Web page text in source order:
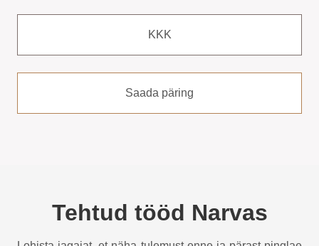
KKK
Saada päring
Tehtud tööd Narvas